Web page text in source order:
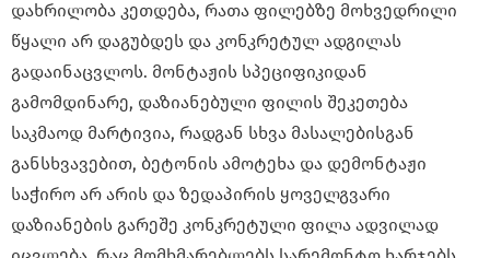
დახრილობა კეთდება, რათა ფილებზე მოხვედრილი
წყალი არ დაგუბდეს და კონკრეტულ ადგილას
გადაინაცვლოს. მონტაჟის სპეციფიკიდან
გამომდინარე, დაზიანებული ფილის შეკეთება
საკმაოდ მარტივია, რადგან სხვა მასალებისგან
განსხვავებით, ბეტონის ამოტეხა და დემონტაჟი
საჭირო არ არის და ზედაპირის ყოველგვარი
დაზიანების გარეშე კონკრეტული ფილა ადვილად